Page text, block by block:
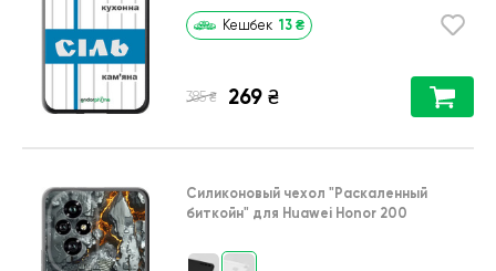
Кешбек 13 ₴
385 ₴ 269 ₴
Силиконовый чехол "Раскаленный
биткойн" для Huawei Honor 200